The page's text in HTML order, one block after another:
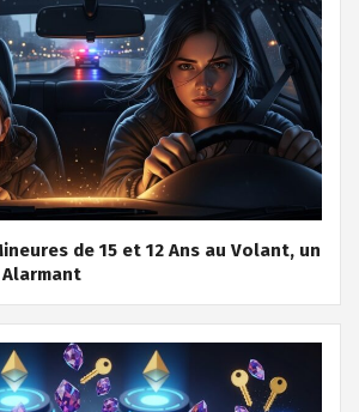
de 15 et 12 Ans au Volant, un
Alarmant